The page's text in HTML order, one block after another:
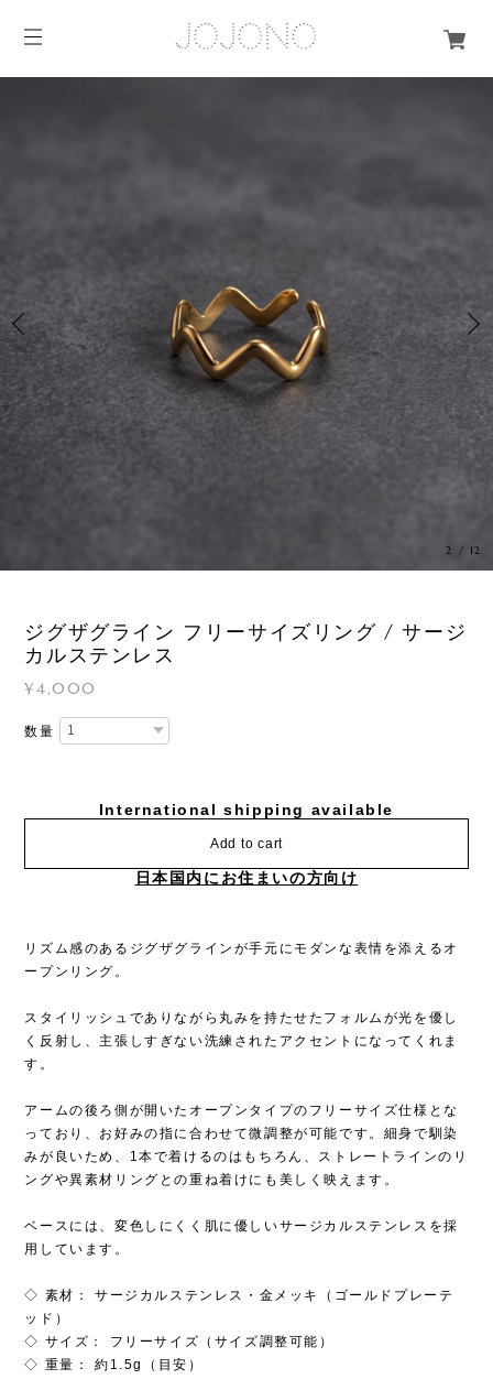
3 / 12
ジグザグライン フリーサイズリング / サージ
カルステンレス
¥4,000
数量
International shipping available
Add to cart
日本国内にお住まいの方向け
リズム感のあるジグザグラインが手元にモダンな表情を添えるオ
ープンリング。
スタイリッシュでありながら丸みを持たせたフォルムが光を優し
く反射し、主張しすぎない洗練されたアクセントになってくれま
す。
アームの後ろ側が開いたオープンタイプのフリーサイズ仕様とな
っており、お好みの指に合わせて微調整が可能です。細身で馴染
みが良いため、1本で着けるのはもちろん、ストレートラインのリ
ングや異素材リングとの重ね着けにも美しく映えます。
ベースには、変色しにくく肌に優しいサージカルステンレスを採
用しています。
◇ 素材： サージカルステンレス・金メッキ（ゴールドプレーテ
ッド）
◇ サイズ： フリーサイズ（サイズ調整可能）
◇ 重量： 約1.5g（目安）